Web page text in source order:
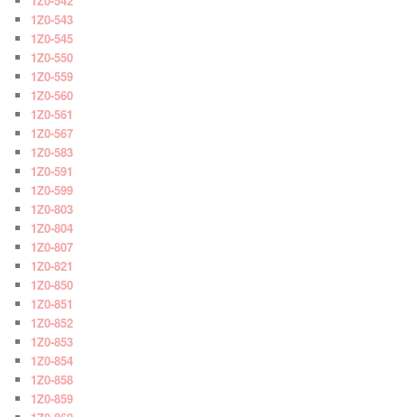
1Z0-543
1Z0-545
1Z0-550
1Z0-559
1Z0-560
1Z0-561
1Z0-567
1Z0-583
1Z0-591
1Z0-599
1Z0-803
1Z0-804
1Z0-807
1Z0-821
1Z0-850
1Z0-851
1Z0-852
1Z0-853
1Z0-854
1Z0-858
1Z0-859